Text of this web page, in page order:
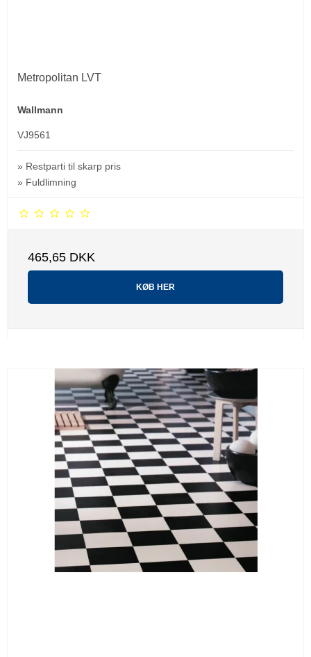
Metropolitan LVT
Wallmann
VJ9561
» Restparti til skarp pris
» Fuldlimning
465,65 DKK
KØB HER